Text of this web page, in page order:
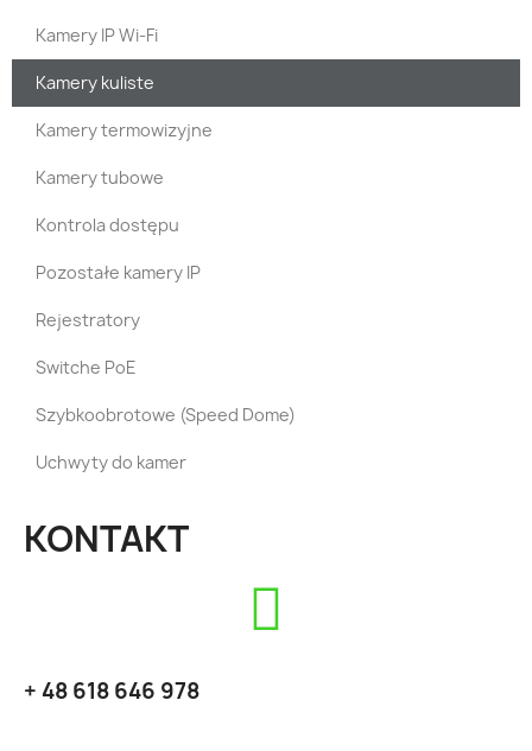
Kamery IP Wi-Fi
Kamery kuliste
Kamery termowizyjne
Kamery tubowe
Kontrola dostępu
Pozostałe kamery IP
Rejestratory
Switche PoE
Szybkoobrotowe (Speed Dome)
Uchwyty do kamer
KONTAKT
+ 48 618 646 978